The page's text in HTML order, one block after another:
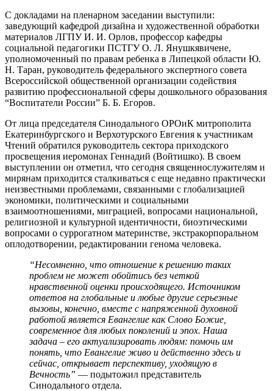
С докладами на пленарном заседании выступили:
заведующий кафедрой дизайна и художественной обработки
материалов ЛГПУ И. И. Орлов, профессор кафедры
социальной педагогики ПСТГУ О. Л. Янушкявичене,
уполномоченный по правам ребенка в Липецкой области Ю.
Н. Таран, руководитель федерального экспертного совета
Всероссийской общественной организации содействия
развитию профессиональной сферы дошкольного образования
“Воспитатели России” Б. Б. Егоров.
От лица председателя Синодального ОРОиК митрополита
Екатеринбургского и Верхотурского Евгения к участникам
Чтений обратился руководитель сектора приходского
просвещения иеромонах Геннадий (Войтишко). В своем
выступлении он отметил, что сегодня священнослужителям и
мирянам приходится сталкиваться с еще недавно практически
неизвестными проблемами, связанными с глобализацией
экономики, политическими и социальными
взаимоотношениями, миграцией, вопросами национальной,
религиозной и культурной идентичности, биоэтическими
вопросами о суррогатном материнстве, экстракорпоральном
оплодотворении, редактировании генома человека.
“Несомненно, что отношение к решению таких
проблем не может обойтись без четкой
нравственной оценки происходящего. Источником
ответов на глобальные и любые другие серьезные
вызовы, конечно, вместе с напряженной духовной
работой является Евангелие как Слово Божие,
современное для любых поколений и эпох. Наша
задача – его актуализировать людям: помочь им
понять, что Евангелие живо и действенно здесь и
сейчас, открывает перспективу, уходящую в
Вечность” — подытожил представитель
Синодального отдела.